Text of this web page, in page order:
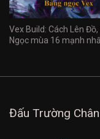
Vex Build: Cách Lên Đồ,
Ngọc mùa 16 mạnh
Đấu Trường